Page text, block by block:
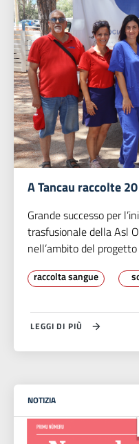
A Tancau raccolte
Grande successo per
trasfusionale della Asl
nell’ambito del
raccolta sangue
LEGGI DI PIÙ
NOTIZIA